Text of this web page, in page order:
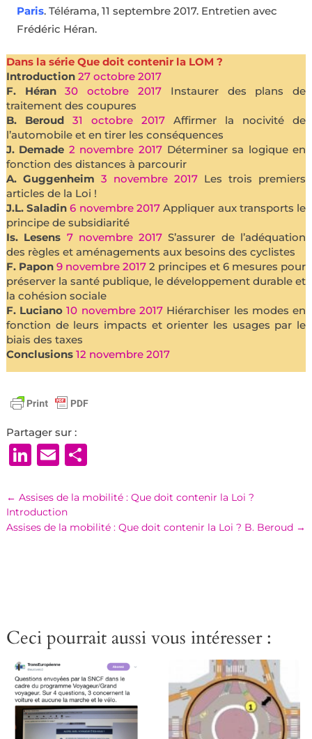
Paris. Télérama, 11 septembre 2017. Entretien avec
Frédéric Héran.
Dans la série Que doit contenir la LOM ?
Introduction 27 octobre 2017
F. Héran
30 octobre 2017 Instaurer des plans de
traitement des coupures
B. Beroud
31 octobre 2017 Affirmer la nocivité de
l’automobile et en tirer les conséquences
J. Demade 2 novembre 2017 Déterminer sa logique en
fonction des distances à parcourir
A. Guggenheim 3 novembre 2017 Les trois premiers
articles de la Loi !
J.L. Saladin 6 novembre 2017 Appliquer aux transports le
principe de subsidiarité
Is. Lesens 7 novembre 2017 S’assurer de l’adéquation
des règles et aménagements aux besoins des cyclistes
F. Papon 9 novembre 2017 2 principes et 6 mesures pour
préserver la santé publique, le développement durable et
la cohésion sociale
F. Luciano 10 novembre 2017 Hiérarchiser les modes en
fonction de leurs impacts et orienter les usages par le
biais des taxes
Conclusions 12 novembre 2017
Partager sur :
LinkedIn
EmailPartager
← Assises de la mobilité : Que doit contenir la Loi ?
Introduction
Assises de la mobilité : Que doit contenir la Loi ? B. Beroud →
Ceci pourrait aussi vous intéresser :